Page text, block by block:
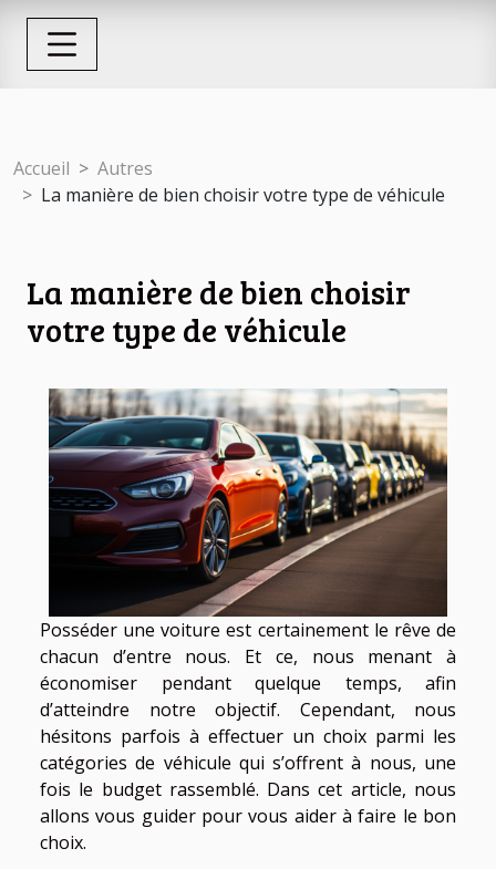
Accueil
Autres
La manière de bien choisir votre type de véhicule
La manière de bien choisir
votre type de véhicule
Posséder une voiture est certainement le rêve de
chacun d’entre nous. Et ce, nous menant à
économiser pendant quelque temps, afin
d’atteindre notre objectif. Cependant, nous
hésitons parfois à effectuer un choix parmi les
catégories de véhicule qui s’offrent à nous, une
fois le budget rassemblé. Dans cet article, nous
allons vous guider pour vous aider à faire le bon
choix.